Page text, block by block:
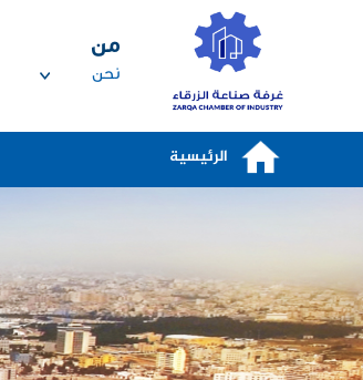
تجاوز إلى المحتوى الرئيسي
من
نحن
الرئيسية